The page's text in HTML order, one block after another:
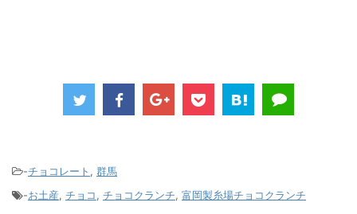
-チョコレート , 群馬
-お土産, チョコ, チョコクランチ, 富岡製糸場チョコクランチ